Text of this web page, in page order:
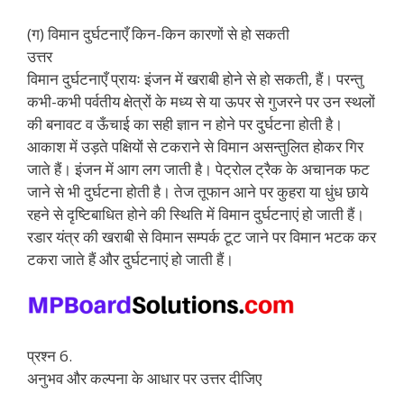
(ग) विमान दुर्घटनाएँ किन-किन कारणों से हो सकती
उत्तर
विमान दुर्घटनाएँ प्रायः इंजन में खराबी होने से हो सकती, हैं। परन्तु
कभी-कभी पर्वतीय क्षेत्रों के मध्य से या ऊपर से गुजरने पर उन स्थलों
की बनावट व ऊँचाई का सही ज्ञान न होने पर दुर्घटना होती है।
आकाश में उड़ते पक्षियों से टकराने से विमान असन्तुलित होकर गिर
जाते हैं। इंजन में आग लग जाती है। पेट्रोल ट्रैक के अचानक फट
जाने से भी दुर्घटना होती है। तेज तूफान आने पर कुहरा या धुंध छाये
रहने से दृष्टिबाधित होने की स्थिति में विमान दुर्घटनाएं हो जाती हैं।
रडार यंत्र की खराबी से विमान सम्पर्क टूट जाने पर विमान भटक कर
टकरा जाते हैं और दुर्घटनाएं हो जाती हैं।
प्रश्न 6.
अनुभव और कल्पना के आधार पर उत्तर दीजिए